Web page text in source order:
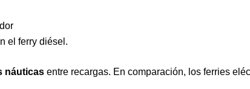
el ferry diésel.
náuticas entre recargas. En comparación, los ferries